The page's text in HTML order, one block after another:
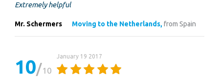
Extremely helpful
Mr. Schermers Moving to the Netherlands,from Spain
10 10
January 19 2017